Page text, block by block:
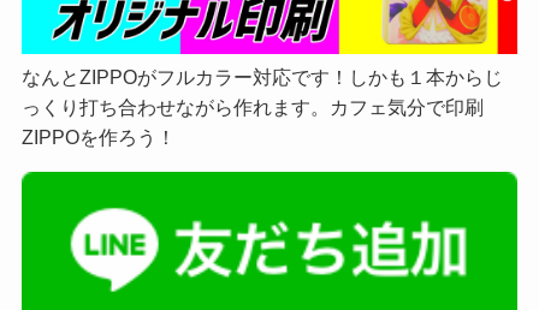
なんとZIPPOがフルカラー対応です！しかも１本からじ
っくり打ち合わせながら作れます。カフェ気分で印刷
ZIPPOを作ろう！